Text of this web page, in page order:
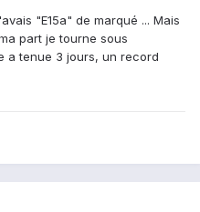
"E15a" de marqué ... Mais
part je tourne sous
a tenue 3 jours, un record